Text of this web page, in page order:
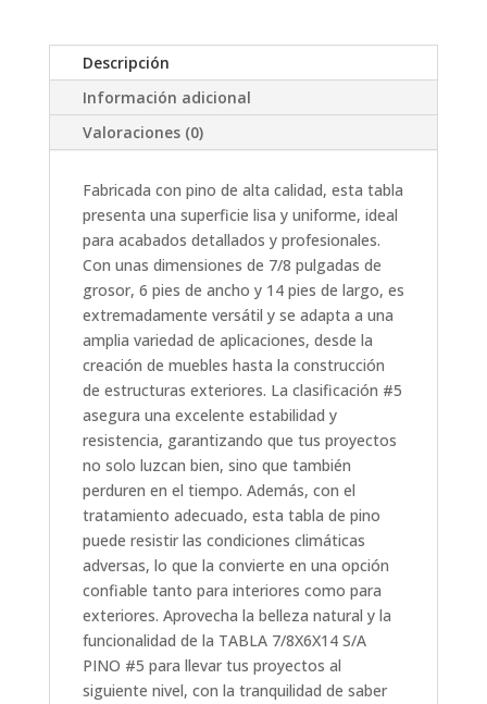
Descripción
Información adicional
Valoraciones (0)
Fabricada con pino de alta calidad, esta tabla
presenta una superficie lisa y uniforme, ideal
para acabados detallados y profesionales.
Con unas dimensiones de 7/8 pulgadas de
grosor, 6 pies de ancho y 14 pies de largo, es
extremadamente versátil y se adapta a una
amplia variedad de aplicaciones, desde la
creación de muebles hasta la construcción
de estructuras exteriores. La clasificación #5
asegura una excelente estabilidad y
resistencia, garantizando que tus proyectos
no solo luzcan bien, sino que también
perduren en el tiempo. Además, con el
tratamiento adecuado, esta tabla de pino
puede resistir las condiciones climáticas
adversas, lo que la convierte en una opción
confiable tanto para interiores como para
exteriores. Aprovecha la belleza natural y la
funcionalidad de la TABLA 7/8X6X14 S/A
PINO #5 para llevar tus proyectos al
siguiente nivel, con la tranquilidad de saber